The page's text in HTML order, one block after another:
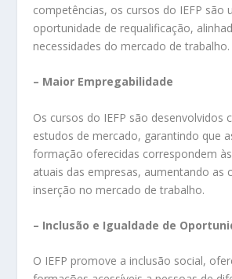
competências, os cursos do IEFP são
oportunidade de requalificação,
necessidades do mercado de trabalho.
– Maior Empregabilidade
Os cursos do IEFP são desenvolvidos
estudos de mercado, garantindo que
formação oferecidas correspondem
atuais das empresas, aumentando as
inserção no mercado de trabalho.
– Inclusão e Igualdade de
O IEFP promove a inclusão social,